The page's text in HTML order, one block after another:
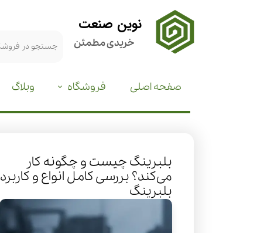
نوین صنعت
خریدی مطمئن
صفحه اصلی فروشگاه وبلاگ
بلبرینگ چیست و چگونه کار
می‌کند؟ بررسی کامل انواع و کاربرد
بلبرینگ